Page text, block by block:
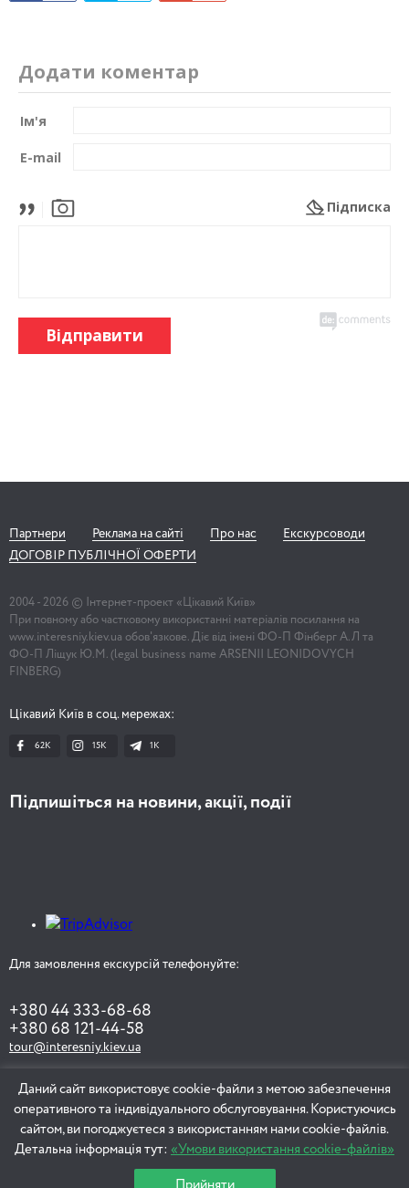
Додати коментар
Ім'я
E-mail
Підписка
Відправити
Партнери Реклама на сайті Про нас
Екскурсоводи
ДОГОВІР ПУБЛІЧНОЇ ОФЕРТИ
2004 - 2026 © Інтернет-проект «Цікавий Київ»
При повному або частковому використанні матеріалів посилання на
www.interesniy.kiev.ua обов'язкове. Діє від імені ФО-П Фінберг А.Л та
ФО-П Ліщук Ю.М. (legal business name ARSENII LEONIDOVYCH
FINBERG)
Цікавий Київ в соц. мережах:
62K 15K 1К
Підпишіться на новини, акції, події
Для замовлення екскурсій телефонуйте:
+380 44 333-68-68
+380 68 121-44-58
tour@interesniy.kiev.ua
ЗАМОВИТИ ЕКСКУРСІЮ
Даний сайт використовує cookie-файли з метою забезпечення
оперативного та індивідуального обслуговування. Користуючись
сайтом, ви погоджуєтеся з використанням нами cookie-файлів.
Детальна інформація тут: «Умови використання cookie-файлів»
Прийняти